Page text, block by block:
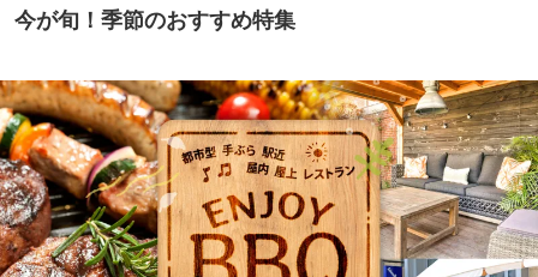
今が旬！季節のおすすめ特集